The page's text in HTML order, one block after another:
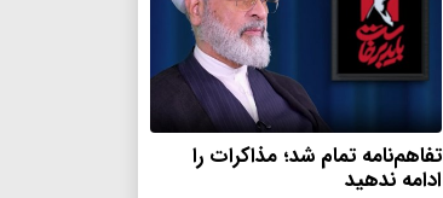
تفاهم‌نامه تمام شد؛ مذاکرات را
ادامه ندهید